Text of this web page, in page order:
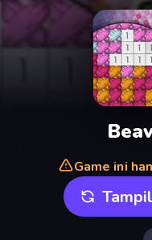
Game ini